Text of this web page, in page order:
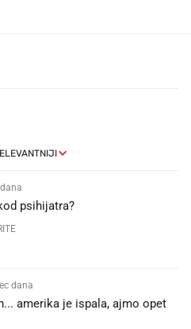
psihijatra?
dana
amerika je ispala, ajmo opet